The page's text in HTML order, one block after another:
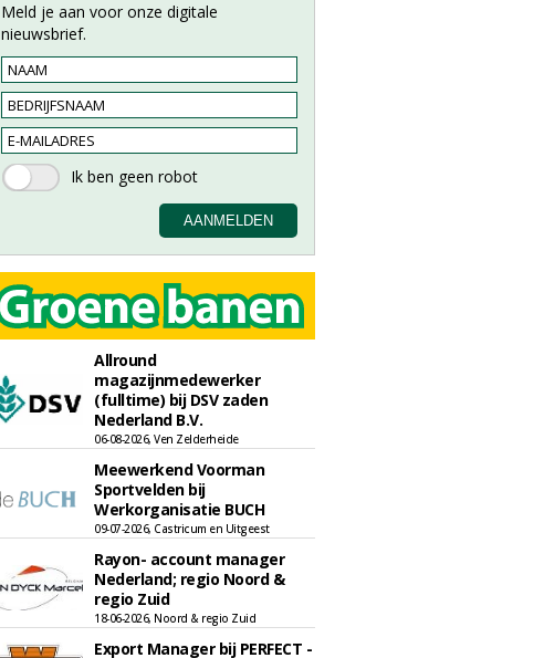
Meld je aan voor onze digitale
nieuwsbrief.
Allround
magazijnmedewerker
(fulltime) bij DSV zaden
Nederland B.V.
06-08-2026, Ven Zelderheide
Meewerkend Voorman
Sportvelden bij
Werkorganisatie BUCH
09-07-2026, Castricum en Uitgeest
Rayon- account manager
Nederland; regio Noord &
regio Zuid
18-06-2026, Noord & regio Zuid
Export Manager bij PERFECT -